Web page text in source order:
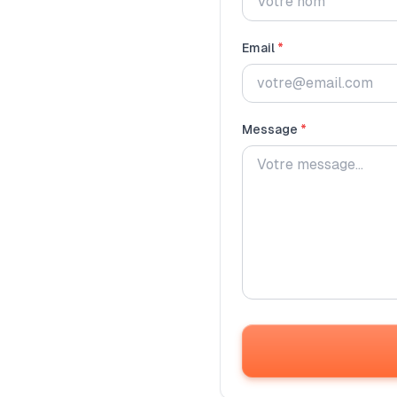
Email *
Message *